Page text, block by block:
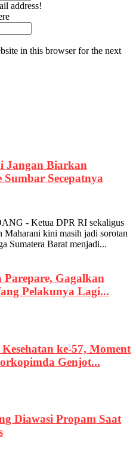
address!
in this browser for the next
Jangan Biarkan
Secepatnya
- Ketua DPR RI sekaligus
Maharani kini masih jadi sorotan
Sumatera Barat menjadi...
Gagalkan
Pelakunya Lagi...
ke-57, Moment
Genjot...
Diawasi Propam Saat